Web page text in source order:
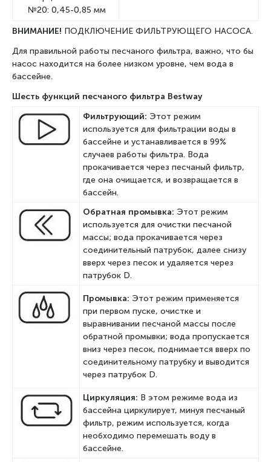
№20: 0,45-0,85 мм
ВНИМАНИЕ! ПОДКЛЮЧЕНИЕ ФИЛЬТРУЮЩЕГО НАСОСА.
Для правильной работы песчаного фильтра, важно, что бы
насос находится на более низком уровне, чем вода в
бассейне.
Шесть функций песчаного фильтра Bestway
Фильтрующий: Этот режим
используется для фильтрации воды в
бассейне и устанавливается в 99%
случаев работы фильтра. Вода
прокачивается через песчаный фильтр,
где она очищается, и возвращается в
бассейн.
Обратная промывка: Этот режим
используется для очистки песчаной
массы; вода прокачивается через
соединительный патрубок, далее снизу
вверх через песок и удаляется через
патрубок D.
Промывка: Этот режим применяется
при первом пуске, очистке и
выравнивании песчаной массы после
обратной промывки; вода пропускается
вниз через песок, поднимается вверх по
соединительному патрубку и выводится
через патрубок D.
Циркуляция: В этом режиме вода из
бассейна циркулирует, минуя песчаный
фильтр, режим используется, когда
необходимо перемешать воду в
бассейне.